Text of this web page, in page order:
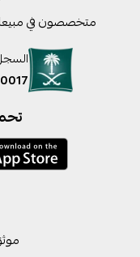
متخصصون في